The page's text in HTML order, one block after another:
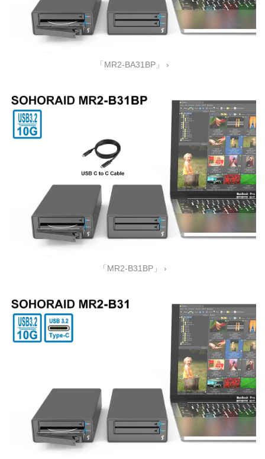
「MR2-BA31BP」 ›
「MR2-B31BP」 ›